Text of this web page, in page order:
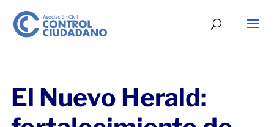
El Nuevo Herald: